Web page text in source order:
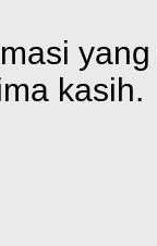
kasih.